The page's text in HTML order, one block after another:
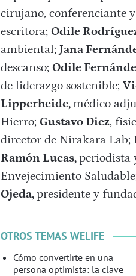
cirujano, conferenciante
escritora; Odile
ambiental; Jana
descanso; Odile
de liderazgo sostenible;
Lipperheide, médico
Hierro; Gustavo Diez,
director de Nirakara Lab;
Ramón Lucas, periodista
Envejecimiento
Ojeda, presidente y
OTROS TEMAS WELIFE
Cómo convertirte en una
persona optimista: la clave